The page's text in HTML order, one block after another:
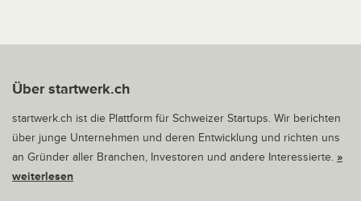
Über startwerk.ch
startwerk.ch ist die Plattform für Schweizer Startups. Wir berichten
über junge Unternehmen und deren Entwicklung und richten uns
an Gründer aller Branchen, Investoren und andere Interessierte. »
weiterlesen